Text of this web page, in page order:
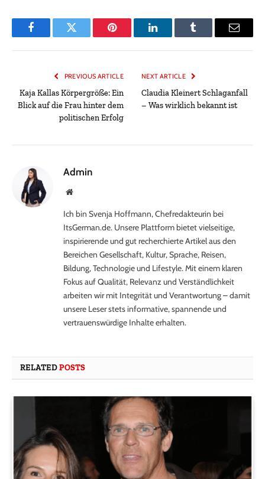
FacebookTwitter Pinterest LinkedInTumblr Email
PREVIOUS ARTICLE
Kaja Kallas Körpergröße: Ein
Blick auf die Frau hinter dem
politischen Erfolg
NEXT ARTICLE
Claudia Kleinert Schlaganfall
– Was wirklich bekannt ist
Admin
Website
Ich bin Svenja Hoffmann, Chefredakteurin bei
ItsGerman.de. Unsere Plattform bietet vielseitige,
inspirierende und gut recherchierte Artikel aus den
Bereichen Gesellschaft, Kultur, Sprache, Reisen,
Bildung, Technologie und Lifestyle. Mit einem klaren
Fokus auf Qualität, Relevanz und Verständlichkeit
arbeiten wir mit Integrität und Verantwortung – damit
unsere Leser stets informative, spannende und
vertrauenswürdige Inhalte erhalten.
RELATEDPOSTS